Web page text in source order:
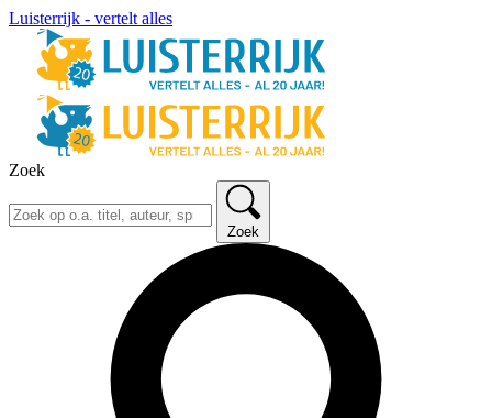
Luisterrijk - vertelt alles
Zoek
Zoek